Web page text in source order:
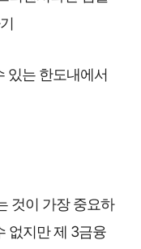
있는 한도내에서
것이 가장 중요하
없지만 제 3금융